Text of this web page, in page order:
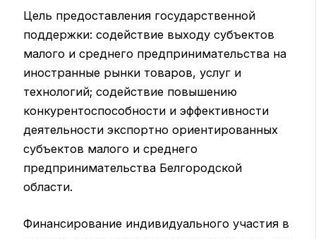
Цель предоставления государственной
поддержки: содействие выходу субъектов
малого и среднего предпринимательства на
иностранные рынки товаров, услуг и
технологий; содействие повышению
конкурентоспособности и эффективности
деятельности экспортно ориентированных
субъектов малого и среднего
предпринимательства Белгородской
области.
Финансирование индивидуального участия в